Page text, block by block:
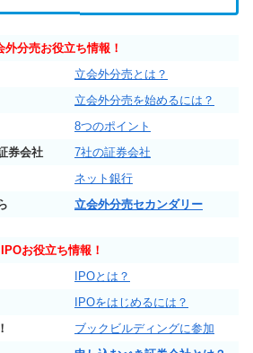
外分売お役立ち情報！
立会外分売とは？
立会外分売を始めるには？
8つのポイント
券会社
7社の証券会社
ネット銀行
立会外分売セカンダリー
IPOお役立ち情報！
IPOとは？
IPOをはじめるには？
ブックビルディングに参加